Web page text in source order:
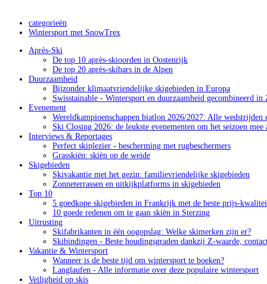
categorieën
Wintersport met SnowTrex
Après-Ski
De top 10 après-skioorden in Oostenrijk
De top 20 après-skibars in de Alpen
Duurzaamheid
Bijzonder klimaatvriendelijke skigebieden in Europa
Swisstainable - Wintersport en duurzaamheid gecombineerd in
Evenement
Wereldkampioenschappen biatlon 2026/2027: Alle wedstrijden
Ski Closing 2026: de leukste evenementen om het seizoen mee
Interviews & Reportages
Perfect skiplezier - bescherming met rugbeschermers
Grasskiën: skiën op de weide
Skigebieden
Skivakantie met het gezin: familievriendelijke skigebieden
Zonneterrassen en uitkijkplatforms in skigebieden
Top 10
5 goedkope skigebieden in Frankrijk met de beste prijs-
10 goede redenen om te gaan skiën in Sterzing
Uitrusting
Skifabrikanten in één oogopslag: Welke skimerken zijn er?
Skibindingen - Beste houdingsgraden dankzij Z-waarde,
Vakantie & Wintersport
Wanneer is de beste tijd om wintersport te boeken?
Langlaufen - Alle informatie over deze populaire wintersport
Veiligheid op skis